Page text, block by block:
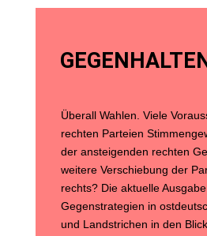
Überall Wahlen. Viele
rechten Parteien
der ansteigenden rechten
weitere Verschiebung der
rechts? Die aktuelle
Gegenstrategien in
und Landstrichen in den